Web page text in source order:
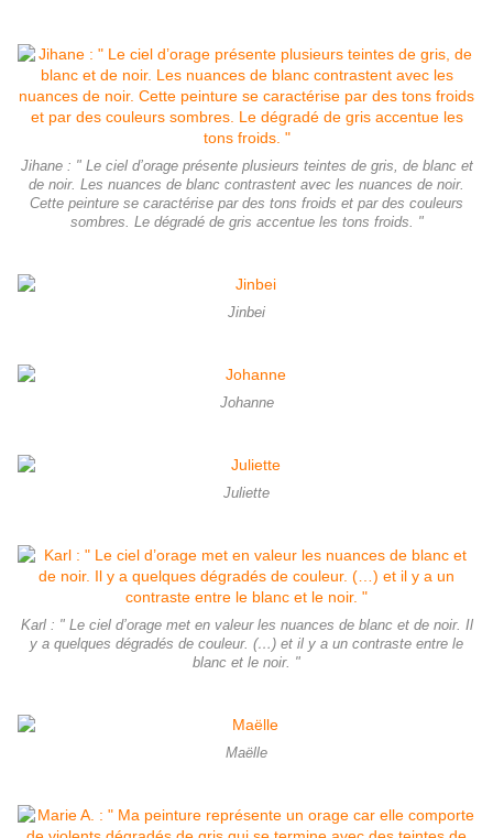
Jihane : " Le ciel d’orage présente plusieurs teintes de gris, de blanc et
de noir. Les nuances de blanc contrastent avec les nuances de noir.
Cette peinture se caractérise par des tons froids et par des couleurs
sombres. Le dégradé de gris accentue les tons froids. "
Jinbei
Johanne
Juliette
Karl : " Le ciel d’orage met en valeur les nuances de blanc et de noir. Il
y a quelques dégradés de couleur. (…) et il y a un contraste entre le
blanc et le noir. "
Maëlle